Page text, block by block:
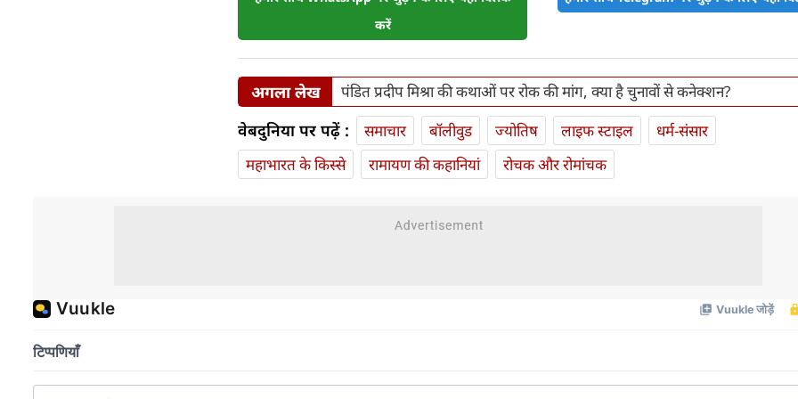
करें
अगला लेख पंडित प्रदीप मिश्रा की कथाओं पर रोक की मांग, क्या है चुनावों से कनेक्शन?
वेबदुनिया पर पढ़ें : समाचार बॉलीवुड ज्योतिष लाइफ स्‍टाइल
धर्म-संसार
महाभारत के किस्से
रामायण की कहानियां रोचक और रोमांचक